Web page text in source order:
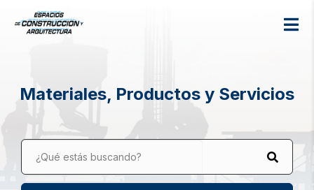
Materiales, Productos y Servicios
¿Qué estás buscando?